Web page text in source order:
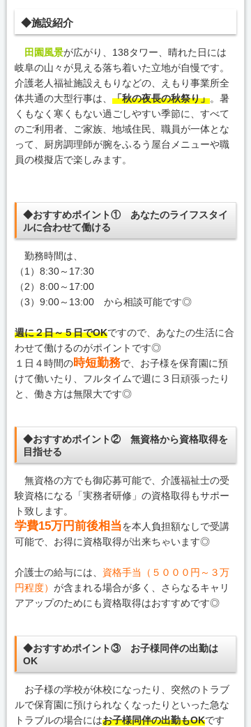
◆施設紹介
田園風景が広がり、138タワー、晴れた日には
岐阜の山々が見える落ち着いた立地が自慢です。
介護老人福祉施設えもりなどの、えもり事業所全
体共通の大型行事は、「秋の夜長の秋祭り」。暑
くもなく寒くもない過ごしやすい季節に、すべて
のご利用者、ご家族、地域住民、職員が一体とな
って、厨房調理師が腕をふるう屋台メニューや職
員の模擬店で楽しみます。
◆おすすめポイント① あなたのライフスタイ
ルに合わせて働ける
勤務時間は、
（1）8:30～17:30
（2）8:00～17:00
（3）9:00～13:00 から相談可能です◎
週に２日～５日でOKですので、あなたの生活に合
わせて働けるのがポイントです◎
１日４時間の時短勤務で、お子様を保育園に預
けて働いたり、フルタイムで週に３日頑張ったり
と、働き方は無限大です◎
◆おすすめポイント② 無資格から資格取得を
目指せる
無資格の方でも御応募可能で、介護福祉士の受
験資格になる「実務者研修」の資格取得もサポー
ト致します。
学費15万円前後相当を本人負担額なしで受講
可能で、お得に資格取得が出来ちゃいます◎
介護士の給与には、 資格手当（５０００円～３万
円程度）が含まれる場合が多く、さらなるキャリ
アアップのためにも資格取得はおすすめです◎
◆おすすめポイント③ お子様同伴の出勤は
OK
お子様の学校が休校になったり、突然のトラブ
ルで保育園に預けられなくなったりといった急な
トラブルの場合にはお子様同伴の出勤もOKです